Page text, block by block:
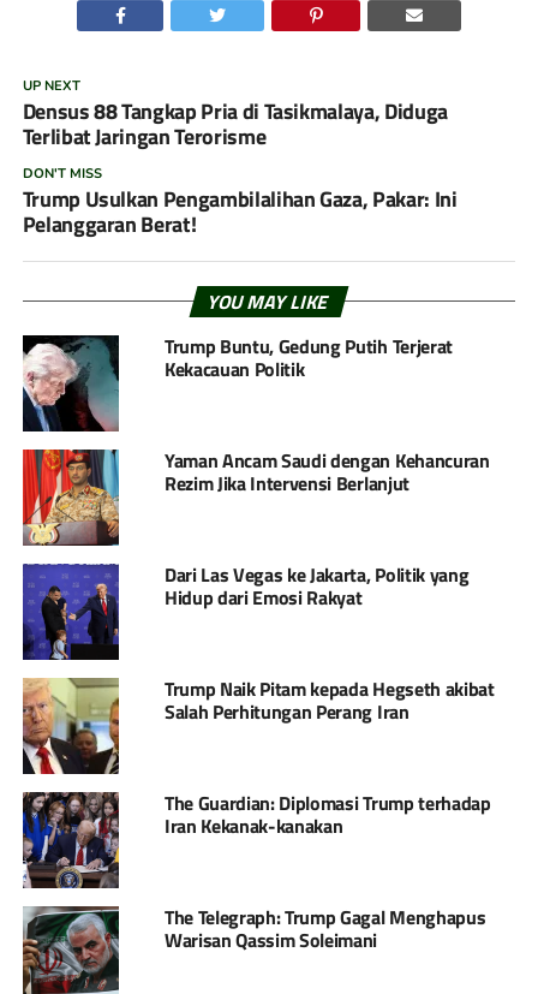
UP NEXT
Densus 88 Tangkap Pria di Tasikmalaya, Diduga
Terlibat Jaringan Terorisme
DON'T MISS
Trump Usulkan Pengambilalihan Gaza, Pakar: Ini
Pelanggaran Berat!
YOU MAY LIKE
Trump Buntu, Gedung Putih Terjerat
Kekacauan Politik
Yaman Ancam Saudi dengan Kehancuran
Rezim Jika Intervensi Berlanjut
Dari Las Vegas ke Jakarta, Politik yang
Hidup dari Emosi Rakyat
Trump Naik Pitam kepada Hegseth akibat
Salah Perhitungan Perang Iran
The Guardian: Diplomasi Trump terhadap
Iran Kekanak-kanakan
The Telegraph: Trump Gagal Menghapus
Warisan Qassim Soleimani